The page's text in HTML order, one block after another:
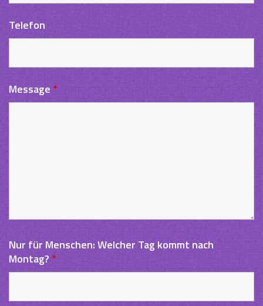
Telefon
Message*
Nur für Menschen: Welcher Tag kommt nach
Montag? *